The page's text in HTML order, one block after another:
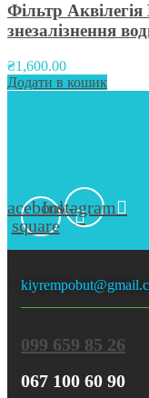
Фільтр
знезалізнення
₴1,600.00
Додати в кошик
square
Instagram
099 659 85 26
067 100 60 90